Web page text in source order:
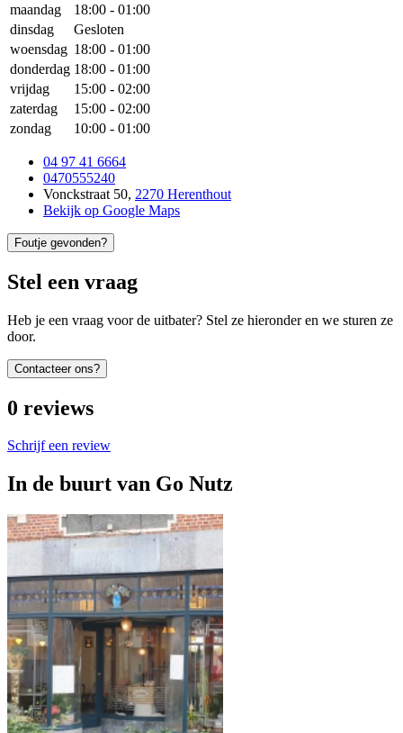
maandag 18:00 - 01:00
dinsdag
Gesloten
woensdag 18:00 - 01:00
donderdag 18:00 - 01:00
vrijdag
15:00 - 02:00
zaterdag
15:00 - 02:00
zondag
10:00 - 01:00
04 97 41 6664
0470555240
Vonckstraat 50, 2270 Herenthout
Bekijk op Google Maps
Foutje gevonden?
Stel een vraag
Heb je een vraag voor de uitbater? Stel ze hieronder en we sturen ze
door.
Contacteer ons?
0 reviews
Schrijf een review
In de buurt van Go Nutz